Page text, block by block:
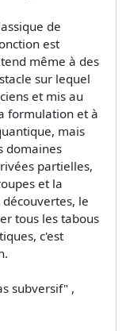
de
est
même à des
sur lequel
et mis au
formulation et à
mais
domaines
partielles,
et la
le
tous les tabous
c'est
subversif" ,